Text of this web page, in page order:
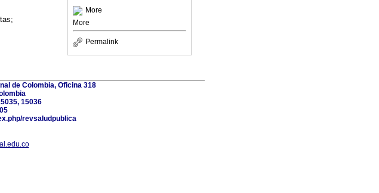
More
More
Permalink
de Colombia, Oficina 318
15036
revsaludpublica